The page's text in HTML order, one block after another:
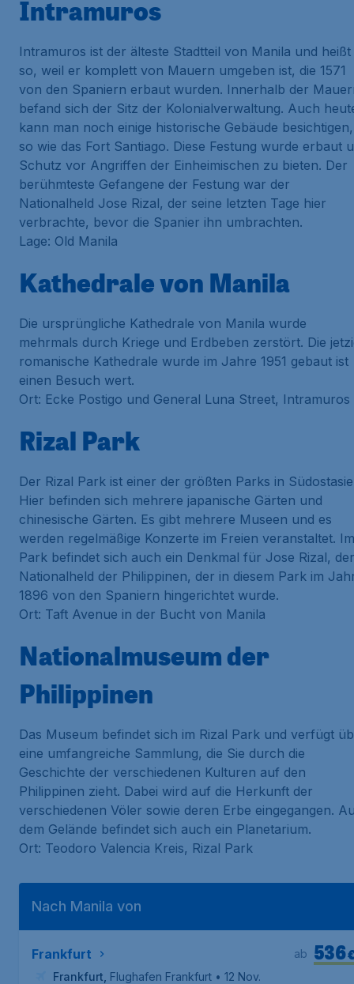
Intramuros
Intramuros ist der älteste Stadtteil von Manila und heißt
so, weil er komplett von Mauern umgeben ist, die 1571
von den Spaniern erbaut wurden. Innerhalb der
befand sich der Sitz der Kolonialverwaltung. Auch
kann man noch einige historische Gebäude besichtigen,
so wie das Fort Santiago. Diese Festung wurde erbaut
Schutz vor Angriffen der Einheimischen zu bieten. Der
berühmteste Gefangene der Festung war der
Nationalheld Jose Rizal, der seine letzten Tage hier
verbrachte, bevor die Spanier ihn umbrachten.
Lage: Old Manila
Kathedrale von Manila
Die ursprüngliche Kathedrale von Manila wurde
mehrmals durch Kriege und Erdbeben zerstört. Die
romanische Kathedrale wurde im Jahre 1951 gebaut ist
einen Besuch wert.
Ort: Ecke Postigo und General Luna Street, Intramuros
Rizal Park
Der Rizal Park ist einer der größten Parks in
Hier befinden sich mehrere japanische Gärten und
chinesische Gärten. Es gibt mehrere Museen und es
werden regelmäßige Konzerte im Freien veranstaltet. Im
Park befindet sich auch ein Denkmal für Jose Rizal, der
Nationalheld der Philippinen, der in diesem Park im
1896 von den Spaniern hingerichtet wurde.
Ort: Taft Avenue in der Bucht von Manila
Nationalmuseum der
Philippinen
Das Museum befindet sich im Rizal Park und verfügt
eine umfangreiche Sammlung, die Sie durch die
Geschichte der verschiedenen Kulturen auf den
Philippinen zieht. Dabei wird auf die Herkunft der
verschiedenen Völer sowie deren Erbe eingegangen.
dem Gelände befindet sich auch ein Planetarium.
Ort: Teodoro Valencia Kreis, Rizal Park
Nach Manila von
Frankfurt 536
ab
Frankfurt Flughafen Frankfurt • 12 Nov.